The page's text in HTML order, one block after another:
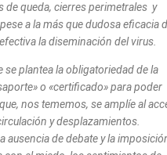
de queda, cierres perimetrales y
a la más que dudosa eficacia
la diseminación del virus.
plantea la obligatoriedad de la
o «certificado» para poder
nos tememos, se amplíe al
y desplazamientos.
ausencia de debate y la